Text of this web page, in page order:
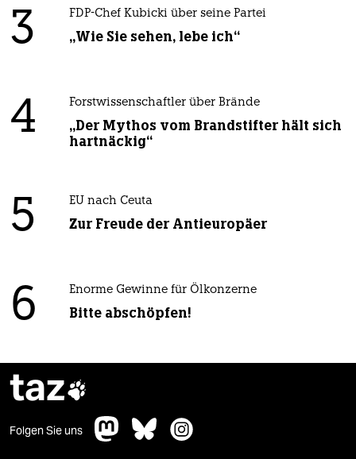
3 FDP-Chef Kubicki über seine Partei
„Wie Sie sehen, lebe ich“
4 Forstwissenschaftler über Brände
„Der Mythos vom Brandstifter hält sich
hartnäckig“
5 EU nach Ceuta
Zur Freude der Antieuropäer
6 Enorme Gewinne für Ölkonzerne
Bitte abschöpfen!
taz
Folgen Sie uns